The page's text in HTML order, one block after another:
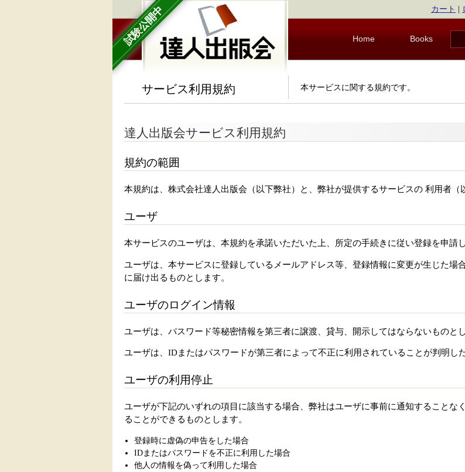
試験公開中 カート
Home Books
サービス利用規約 本サービスに関する規約です。
達人出版会サービス利用規約
規約の範囲
本規約は、株式会社達人出版会（以下弊社）と、弊社が提供するサービスの 利用者（
ユーザ
本サービスのユーザは、本規約を承諾いただいた上、所定の手続きに従い登録を申請
ユーザは、本サービスに登録しているメールアドレス等、登録情報に変更が生じた場
に届け出るものとします。
ユーザのログイン情報
ユーザは、パスワード等秘密情報を第三者に譲渡、貸与、開示してはならないものとし
ユーザは、IDまたはパスワードが第三者によって不正に利用されていることが判明し
ユーザの利用停止
ユーザが下記のいずれの項目に該当する場合、弊社はユーザに事前に通知することな
ることができるものとします。
登録時に虚偽の申告をした場合
IDまたはパスワードを不正に利用した場合
他人の情報を偽って利用した場合